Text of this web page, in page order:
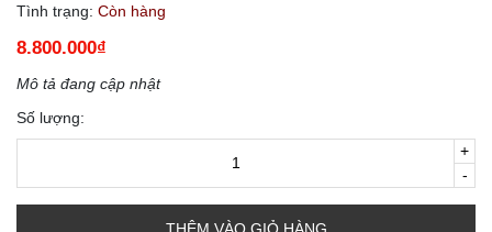
Tình trạng: Còn hàng
8.800.000₫
Mô tả đang cập nhật
Số lượng:
-
+
THÊM VÀO GIỎ HÀNG